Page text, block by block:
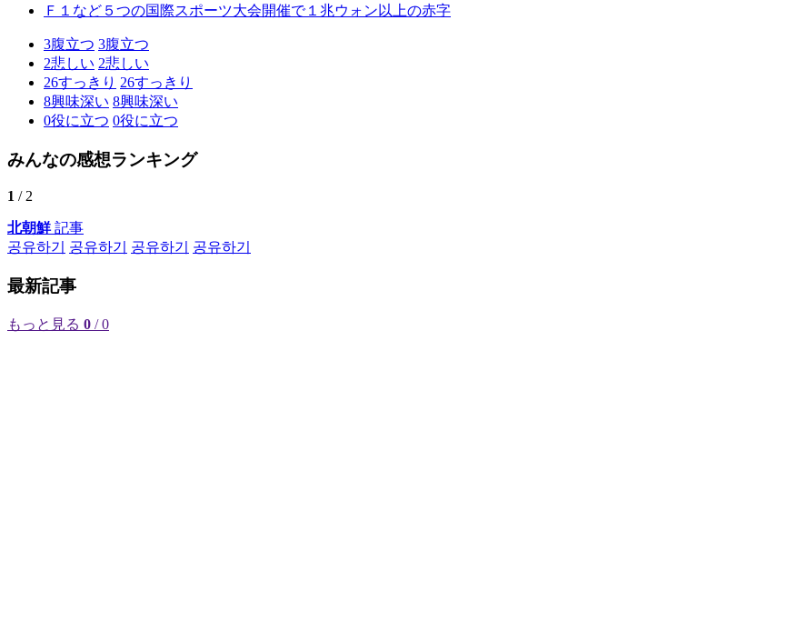
Ｆ１など５つの国際スポーツ大会開催で１兆ウォン以上の赤字
3腹立つ 3腹立つ
2悲しい 2悲しい
26すっきり 26すっきり
8興味深い 8興味深い
0役に立つ 0役に立つ
みんなの感想ランキング
1 / 2
北朝鮮記事
공유하기
공유하기 공유하기 공유하기
最新記事
もっと見る 0 / 0